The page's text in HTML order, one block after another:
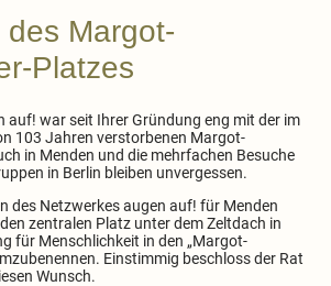
Margot-
Platzes
auf! war seit Ihrer Gründung eng mit der im
103 Jahren verstorbenen Margot-
in Menden und die mehrfachen Besuche
in Berlin bleiben unvergessen.
des Netzwerkes augen auf! für Menden
zentralen Platz unter dem Zeltdach in
für Menschlichkeit in den „Margot-
Einstimmig beschloss der Rat
Wunsch.